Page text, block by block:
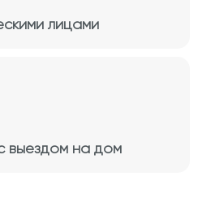
лицами
выездом на дом